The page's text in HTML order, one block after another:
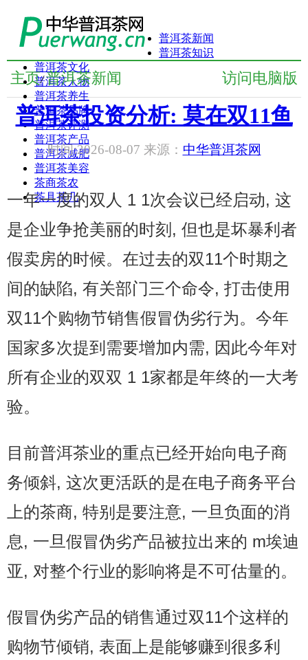
普洱茶新闻
普洱茶知识
普洱茶文化
普洱茶人物
普洱茶养生
普洱茶品牌
普洱茶评测
普洱茶产品
普洱茶减肥
普洱茶美容
茶商茶农
茶具茶几
访问电脑版
主页/ 普洱茶新闻
普洱茶投资分析: 莫在双11鱼
时间:2026-08-07 来源： 中华普洱茶网
一年一度的双人 1 1次会议已经启动, 这
是企业争抢美丽的时刻, 但也是坏暴利者
假卖房的时候。在过去的双11个时期之
间的缺陷, 有关部门三个命令, 打击使用
双11个购物节销售假冒伪劣行为。今年
国家多次提到需要增加内需, 因此今年对
所有企业的双双 1 1家都是年终的一大考
验。
目前普洱茶业的重点已经开始向电子商
务倾斜, 这次更活跃的是在电子商务平台
上的茶商, 特别是要注意, 一旦负面的消
息, 一旦假冒伪劣产品被拉出来的 m埃迪
亚, 对整个行业的影响将是不可估量的。
假冒伪劣产品的销售通过双11个这样的
购物节倾销, 表面上是能够赚到很多利